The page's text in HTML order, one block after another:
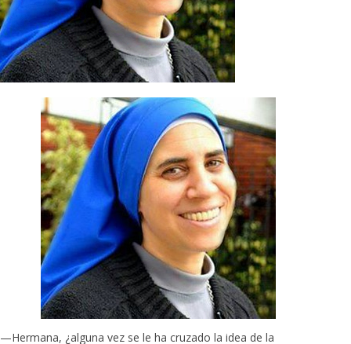
—Hermana, ¿alguna vez se le ha cruzado la idea de la